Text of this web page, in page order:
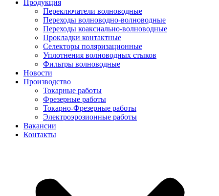
Продукция
Переключатели волноводные
Переходы волноводно-волноводные
Переходы коаксиально-волноводные
Прокладки контактные
Селекторы поляризационные
Уплотнения волноводных стыков
Фильтры волноводные
Новости
Производство
Токарные работы
Фрезерные работы
Токарно-Фрезерные работы
Электроэрозионные работы
Вакансии
Контакты